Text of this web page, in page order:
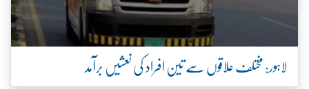
لاہور: مختلف علاقوں سے تین افراد کی نعشیں برآمد